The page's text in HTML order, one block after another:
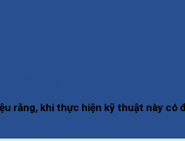
rằng, khi thực hiện kỹ thuật này